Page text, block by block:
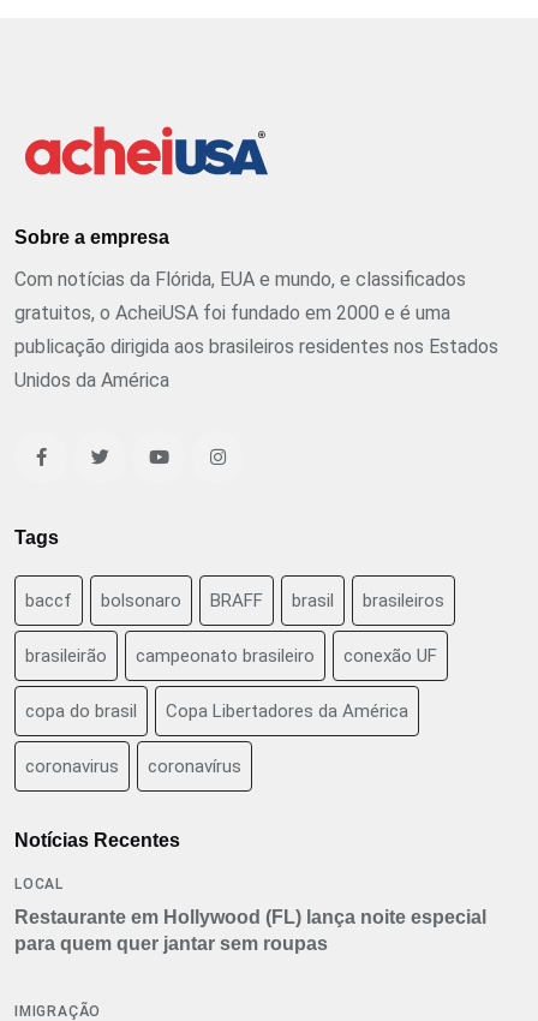
Sobre a empresa
Com notícias da Flórida, EUA e mundo, e classificados
gratuitos, o AcheiUSA foi fundado em 2000 e é uma
publicação dirigida aos brasileiros residentes nos Estados
Unidos da América
Tags
baccf bolsonaro BRAFF brasil brasileiros
brasileirão campeonato brasileiro conexão UF
copa do brasil Copa Libertadores da América
coronavirus coronavírus
Notícias Recentes
LOCAL
Restaurante em Hollywood (FL) lança noite especial
para quem quer jantar sem roupas
IMIGRAÇÃO